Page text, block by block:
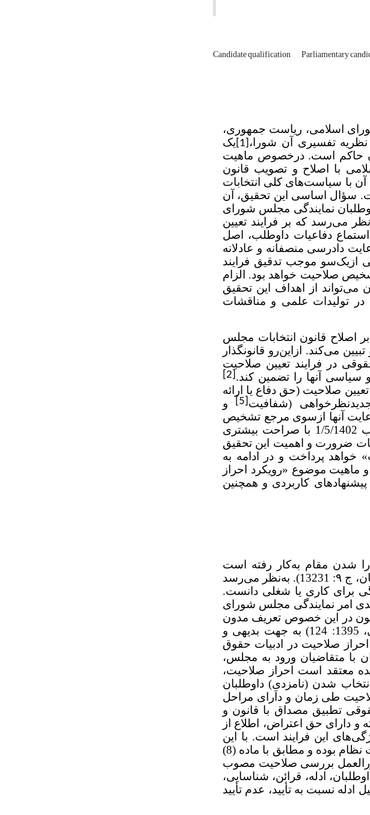
Candidate qualification Parliamentary
اسلامی، ریاست جمهوری،
تفسیری آن شورا، [1] یک
حاکم است. درخصوص ماهیت
با اصلاح و تصویب قانون
و انطباق آن با سیاست‌های کلی انتخابات
سؤال اساسی این تحقیق، آن
نمایندگی مجلس شورای
می‌رسد که بر فرایند تعیین
دفاعیات داوطلب، اصل
دادرسی منصفانه و عادلانه
ازیک‌سو موجب تدقیق فرایند
صلاحیت خواهد بود. الزام
می‌تواند از اهداف این تحقیق
تولیدات علمی و مناقشات
اصلاح قانون انتخابات مجلس
و تبیین می‌کند. ازاین‌رو قانونگذار
در فرایند تعیین صلاحیت
سیاسی آنها را تضمین کند. [2]
صلاحیت (حق دفاع یا ارائه
(شفافیت [5]
و
آنها ازسوی مرجع تشخیص
صلاحیت الزامی است. این اصول در اصلاح قانون انتخابات مجلس شورای اسلامی مصوب 1/5/1402 با صراحت بیشتری
ضرورت و اهمیت این تحقیق
خواهد پرداخت و در ادامه به
موضوع «رویکرد احراز
کاربردی و همچنین
شدن مقام به‌کار رفته است
(دهخدا، 1373، ج 1: 920). واژه «صلاحیت» در لغت به‌معنای شایستگی و درخوری است (همان، ج ۹: 13231). به‌نظر می‌رسد
برای کاری یا شغلی دانست.
امر نمایندگی مجلس شورای
در این خصوص تعریف مدون
نورایی، 1395: 124) به جهت بدیهی و
صلاحیت در ادبیات حقوق
با متقاضیان ورود به مجلس،
را برای این امر تشخیص می‌دهند (خسروی، ۱۳۸۷: 721). نگارنده معتقد است احراز صلاحیت،
شدن (نامزدیِ) داوطلبان
طی زمان و دارای مراحل
تطبیق مصداق با قانون و
دارای حق اعتراض، اطلاع از
این فرایند است. با این
توضیحات مشخص می‌شود که این فرایند، شبه‌قضایی و اجرای آن مرتبط با اقتدار و حاکمیت نظام بوده و مطابق با ماده (8)
کشوری، امری حاکمیتی است. شورای نگهبان نیز در ماده (3) دستورالعمل بررسی صلاحیت مصوب
ادله، قرائن، شناسایی،
نسبت به تأیید، عدم تأیید